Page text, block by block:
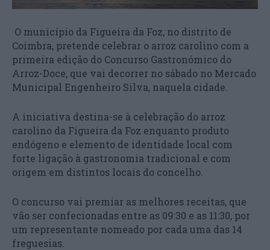
O município da Figueira da Foz, no distrito de
Coimbra, pretende celebrar o arroz carolino com a
primeira edição do Concurso Gastronómico do
Arroz-Doce, que vai decorrer no sábado no Mercado
Municipal Engenheiro Silva, naquela cidade.
A iniciativa destina-se à celebração do arroz
carolino da Figueira da Foz enquanto produto
endógeno e elemento de identidade local com
forte ligação à gastronomia tradicional e com
origem em distintos locais do concelho.
O concurso vai premiar as melhores receitas, que
vão ser confecionadas entre as 09:30 e as 11:30, por
um representante nomeado por cada uma das 14
freguesias.